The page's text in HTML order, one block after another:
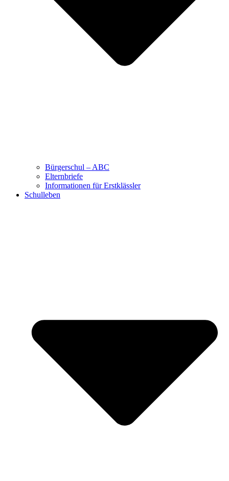
Bürgerschul – ABC
Elternbriefe
Informationen für Erstklässler
Schulleben